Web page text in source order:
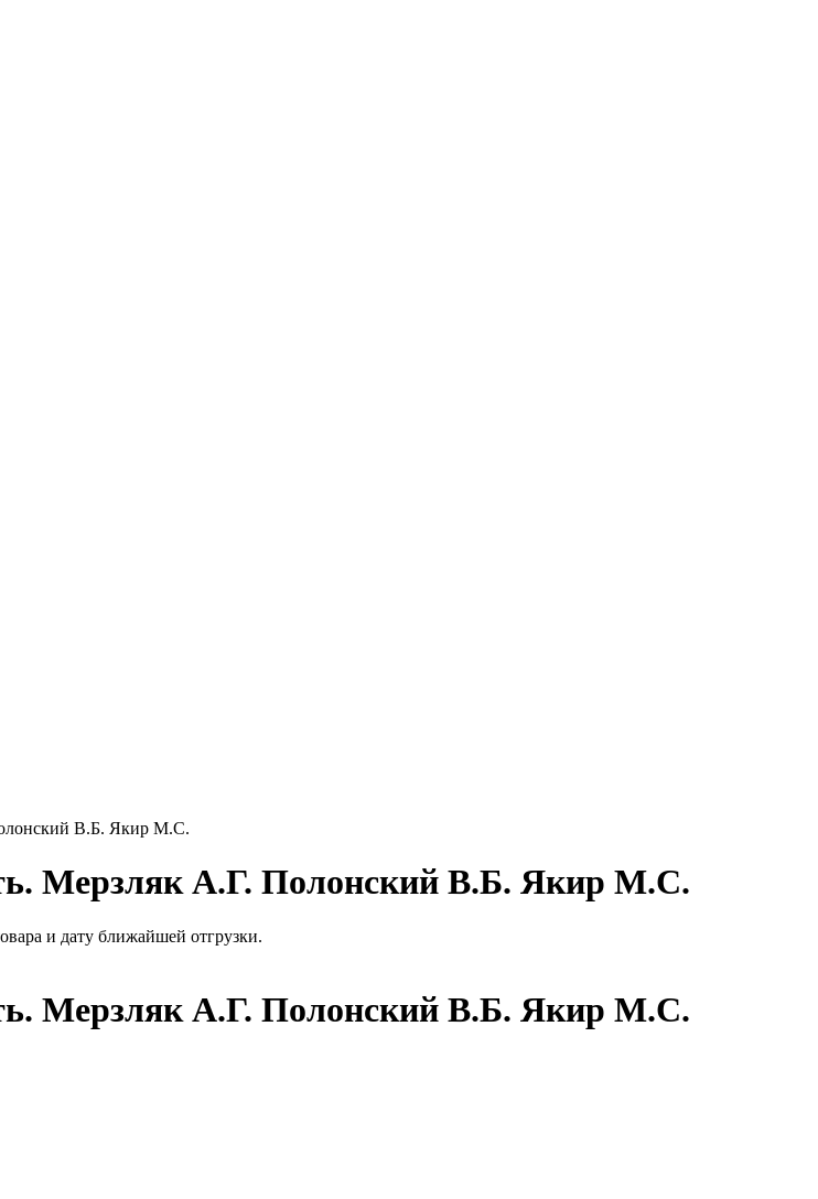
В.Б. Якир М.С.
Мерзляк А.Г. Полонский В.Б. Якир М.С.
и дату ближайшей отгрузки.
Мерзляк А.Г. Полонский В.Б. Якир М.С.